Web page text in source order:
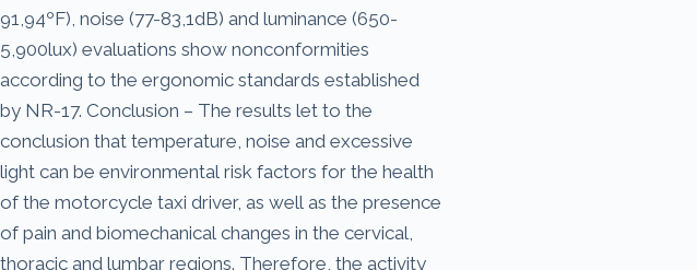
91,94ºF), noise (77-83,1dB) and luminance (650-
5,900lux) evaluations show nonconformities
according to the ergonomic standards established
by NR-17. Conclusion – The results let to the
conclusion that temperature, noise and excessive
light can be environmental risk factors for the health
of the motorcycle taxi driver, as well as the presence
of pain and biomechanical changes in the cervical,
thoracic and lumbar regions. Therefore, the activity